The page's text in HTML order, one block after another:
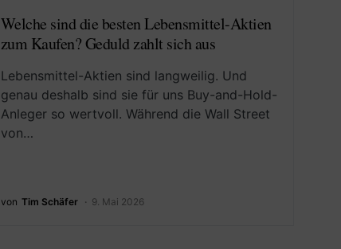
Welche sind die besten Lebensmittel-Aktien
zum Kaufen? Geduld zahlt sich aus
Lebensmittel-Aktien sind langweilig. Und
genau deshalb sind sie für uns Buy-and-Hold-
Anleger so wertvoll. Während die Wall Street
von…
von Tim Schäfer 9. Mai 2026